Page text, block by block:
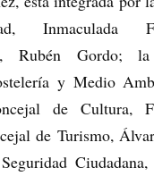
Inmaculada
Rubén Gordo;
y Medio
de Cultura,
de Turismo,